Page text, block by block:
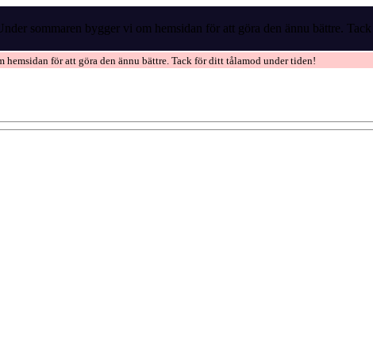
sommaren bygger vi om hemsidan för att göra den ännu bättre.
hemsidan för att göra den ännu bättre. Tack för ditt tålamod under tiden!